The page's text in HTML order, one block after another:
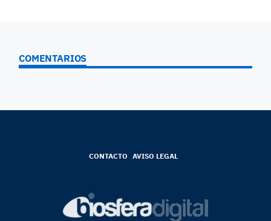
COMENTARIOS
CONTACTO AVISO LEGAL